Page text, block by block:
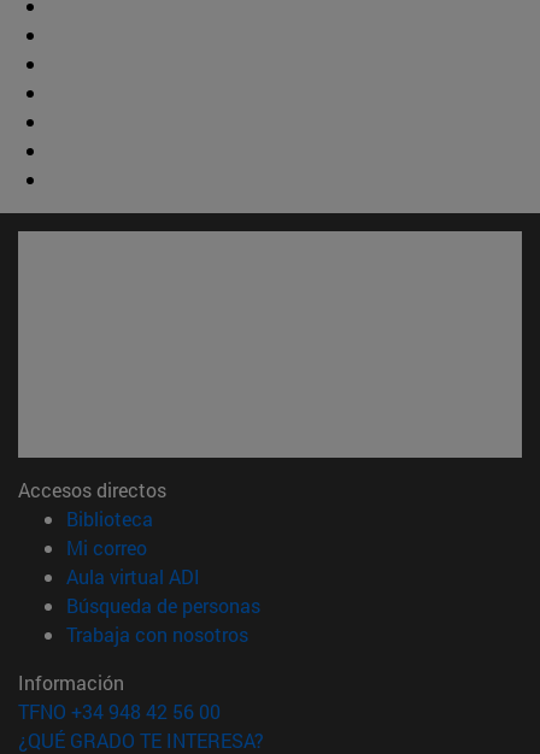
Accesos directos
Biblioteca
Mi correo(abre en nueva ventana)
Aula virtual ADI
Búsqueda de personas(abre en nueva ventana)
Trabaja con nosotros(abre en nueva ventana)
Información
TFNO +34 948 42 56 00
¿QUÉ GRADO TE INTERESA?